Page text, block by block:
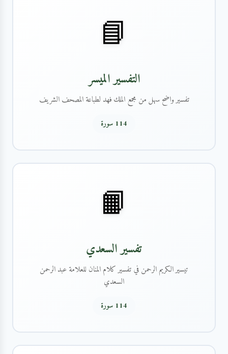
📘
التفسير الميسر
تفسير واضح سهل من مجمع الملك فهد لطباعة المصحف الشريف
114 سورة
📙
تفسير السعدي
تيسير الكريم الرحمن في تفسير كلام المنان للعلامة عبد الرحمن
السعدي
114 سورة